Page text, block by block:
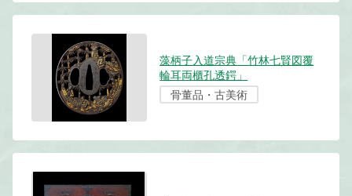
藻柄子入道宗典「竹林七賢図覆
輪耳両櫃孔透鍔」
骨董品・古美術